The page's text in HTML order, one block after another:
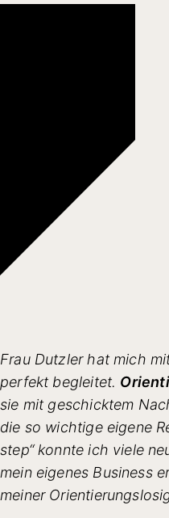
Frau Dutzler hat mich
perfekt begleitet.
sie mit geschicktem
die so wichtige eigene
step“ konnte ich viele
mein eigenes Business
meiner